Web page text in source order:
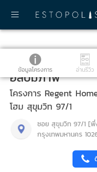
ข้อมูลโครงการ อ่านรีวิว
อัลบั้มภาพ
โครงการ Regent
โฮม สุขุมวิท 97/1
ซอย สุขุมวิท 97/1 [พึ่
กรุงเทพมหานคร